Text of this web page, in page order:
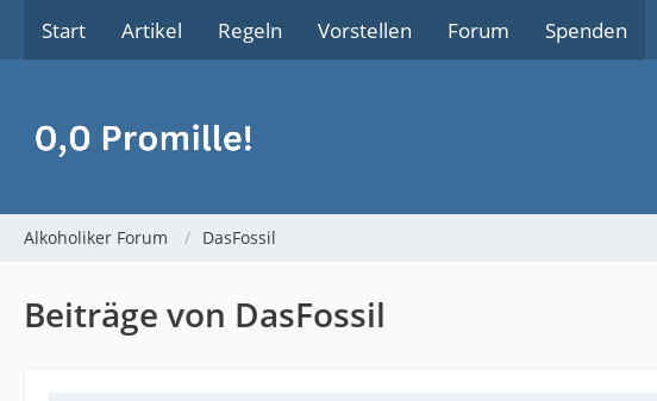
Start Artikel Regeln Vorstellen Forum Spenden
Alkoholiker Forum DasFossil
Beiträge von DasFossil